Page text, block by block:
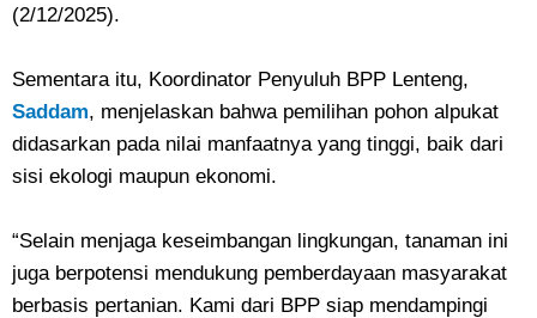
(2/12/2025).
Sementara itu, Koordinator Penyuluh BPP Lenteng,
Saddam, menjelaskan bahwa pemilihan pohon alpukat
didasarkan pada nilai manfaatnya yang tinggi, baik dari
sisi ekologi maupun ekonomi.
“Selain menjaga keseimbangan lingkungan, tanaman ini
juga berpotensi mendukung pemberdayaan masyarakat
berbasis pertanian. Kami dari BPP siap mendampingi